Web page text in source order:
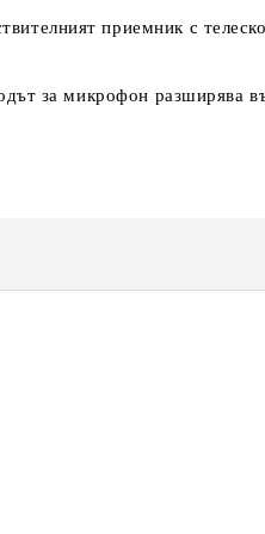
приемник с
за микрофон разширява